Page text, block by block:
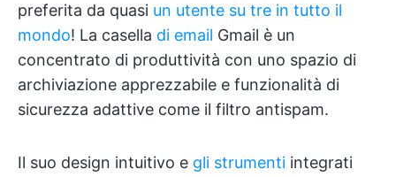
preferita da quasi un utente su tre in tutto il
mondo! La casella di email Gmail è un
concentrato di produttività con uno spazio di
archiviazione apprezzabile e funzionalità di
sicurezza adattive come il filtro antispam.
Il suo design intuitivo e gli strumenti integrati